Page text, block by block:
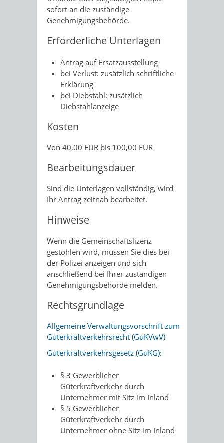
sofort an die zuständige
Genehmigungsbehörde.
Erforderliche Unterlagen
Antrag auf Ersatzausstellung
bei Verlust: zusätzlich schriftliche
Erklärung
bei Diebstahl: zusätzlich
Diebstahlanzeige
Kosten
Von 40,00 EUR bis 100,00 EUR
Bearbeitungsdauer
Sind die Unterlagen vollständig, wird
Ihr Antrag zeitnah bearbeitet.
Hinweise
Wenn die Gemeinschaftslizenz
gestohlen wird, müssen Sie dies bei
der Polizei anzeigen und sich
anschließend bei Ihrer zuständigen
Genehmigungsbehörde melden.
Rechtsgrundlage
Allgemeine Verwaltungsvorschrift zum
Güterkraftverkehrsrecht (GüKVwV)
Güterkraftverkehrsgesetz (GüKG):
§ 3 Gewerblicher
Güterkraftverkehr durch
Unternehmer mit Sitz im Inland
§ 5 Gewerblicher
Güterkraftverkehr durch
Unternehmer ohne Sitz im Inland